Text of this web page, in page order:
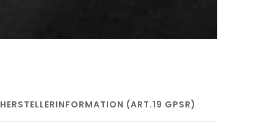
HERSTELLERINFORMATION (ART.19 GPSR)